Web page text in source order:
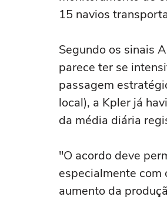
15 navios
Segundo os sinais
parece ter se
passagem
local), a Kpler já
da média diária
"O acordo deve
especialmente com
aumento da